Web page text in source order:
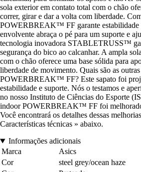
sola exterior em contato total com o chão
correr, girar e dar a volta com liberdade.
POWERBREAK™ FF garante estabilidade
envolvente abraça o pé para um suporte e
tecnologia inovadora STABLETRUSS™
segurança do bico ao calcanhar. A ampla
com o chão oferece uma base sólida para
liberdade de movimento. Quais são as
POWERBREAK™ FF? Este sapato foi
estabilidade e suporte. Nós o testamos e
no nosso Instituto de Ciências do Esporte
indoor POWERBREAK™ FF foi
Você encontrará os detalhes dessas
Características técnicas » abaixo.
Informações adicionais
Marca
Asics
Cor
steel grey/ocean haze